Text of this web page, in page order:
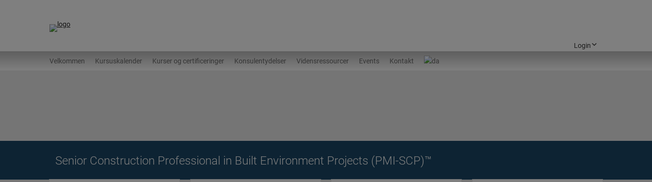
Login
Velkommen
Kursuskalender Kurser og certificeringer Konsulentydelser Vidensressourcer Events Kontakt
Senior Construction Professional in Built Environment Projects (PMI-SCP)™